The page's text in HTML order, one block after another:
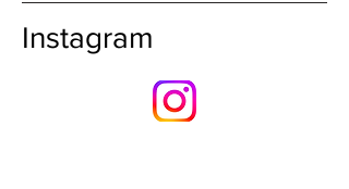
Instagram